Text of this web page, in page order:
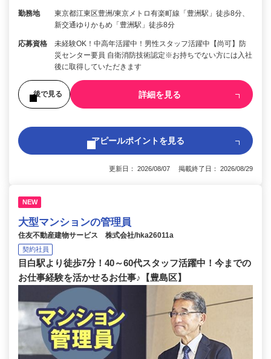
勤務地
東京都江東区豊洲/東京メトロ有楽町線「豊洲駅」徒歩8分、
新交通ゆりかもめ「豊洲駅」徒歩8分
応募資格
未経験OK！中高年活躍中！男性スタッフ活躍中【尚可】防
災センター要員 自衛消防技術認定※お持ちでない方には入社
後に取得していただきます
後で見る 詳細を見る
アピールポイントを見る
更新日： 2026/08/07 掲載終了日： 2026/08/29
NEW
大型マンションの管理員
住友不動産建物サービス 株式会社/hka26011a
契約社員
目白駅より徒歩7分！40～60代スタッフ活躍中！今までの
お仕事経験を活かせるお仕事♪【豊島区】